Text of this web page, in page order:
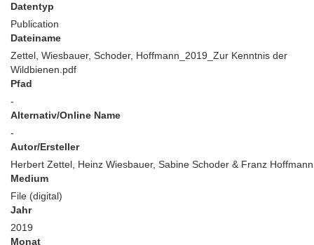
Datentyp
Publication
Dateiname
Zettel, Wiesbauer, Schoder, Hoffmann_2019_Zur Kenntnis der
Wildbienen.pdf
Pfad
-
Alternativ/Online Name
-
Autor/Ersteller
Herbert Zettel, Heinz Wiesbauer, Sabine Schoder & Franz Hoffmann
Medium
File (digital)
Jahr
2019
Monat